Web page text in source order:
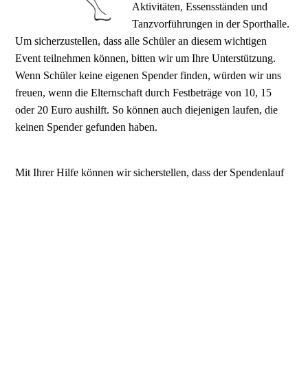
Aktivitäten, Essensständen und
Tanzvorführungen in der Sporthalle.
Um sicherzustellen, dass alle Schüler an diesem wichtigen
Event teilnehmen können, bitten wir um Ihre Unterstützung.
Wenn Schüler keine eigenen Spender finden, würden wir uns
freuen, wenn die Elternschaft durch Festbeträge von 10, 15
oder 20 Euro aushilft. So können auch diejenigen laufen, die
keinen Spender gefunden haben.
Mit Ihrer Hilfe können wir sicherstellen, dass der Spendenlauf